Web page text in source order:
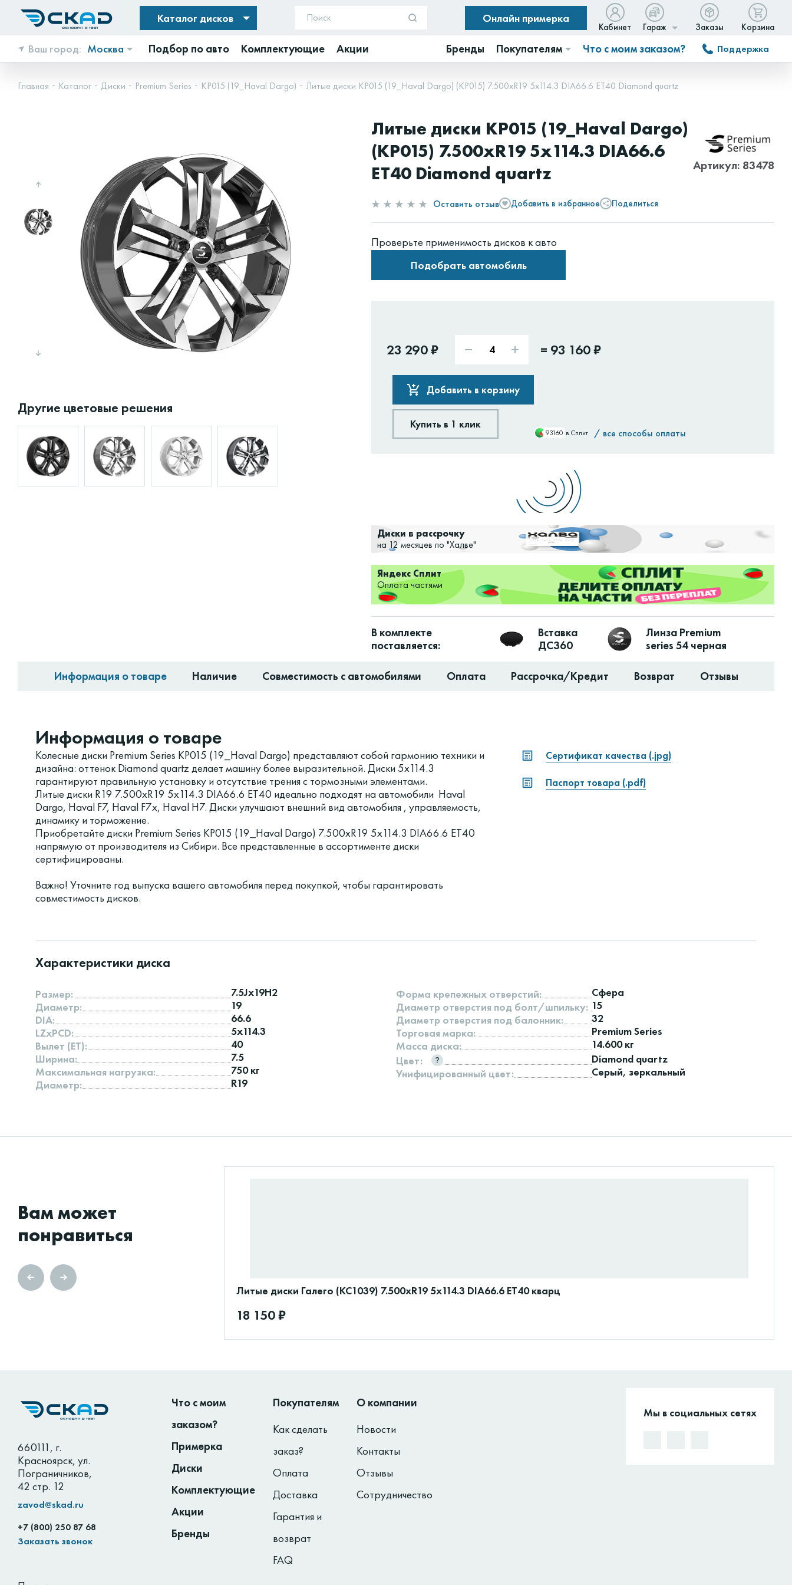
Каталог дисков Онлайн примерка
Кабинет Гараж Заказы Корзина
Ваш город: Москва Подбор по авто Комплектующие Акции Бренды Покупателям Что с моим заказом? Поддержка
Главная Каталог Диски Premium Series КР015 (19_Haval Dargo) Литые диски КР015 (19_Haval Dargo) (КР015) 7.500xR19 5x114.3 DIA66.6 ET40 Diamond quartz
Другие цветовые решения
Литые диски КР015 (19_Haval Dargo)
(КР015) 7.500xR19 5x114.3 DIA66.6
ET40 Diamond quartz
Артикул: 83478
Оставить отзыв Добавить в избранное Поделиться
Проверьте применимость дисков к авто
Подобрать автомобиль
23 290 ₽ = 93 160 ₽
Добавить в корзину
Купить в 1 клик
93160 в Сплит / все способы оплаты
Диски в рассрочку
на 12 месяцев по "Халве"
Яндекс Сплит
Оплата частями
В комплекте
поставляется:
Вставка
ДС360
Линза Premium
series 54 черная
Информация о товаре Наличие Совместимость с автомобилями Оплата Рассрочка/Кредит Возврат Отзывы
Информация о товаре
Колесные диски Premium Series КР015 (19_Haval Dargo) представляют собой гармонию техники и
дизайна: оттенок Diamond quartz делает машину более выразительной. Диски 5x114.3
гарантируют правильную установку и отсутствие трения с тормозными элементами.
Литые диски R19 7.500xR19 5x114.3 DIA66.6 ET40 идеально подходят на автомобили Haval
Dargo, Haval F7, Haval F7x, Haval H7. Диски улучшают внешний вид автомобиля , управляемость,
динамику и торможение.
Приобретайте диски Premium Series КР015 (19_Haval Dargo) 7.500xR19 5x114.3 DIA66.6 ET40
напрямую от производителя из Сибири. Все представленные в ассортименте диски
сертифицированы.
Важно! Уточните год выпуска вашего автомобиля перед покупкой, чтобы гарантировать
совместимость дисков.
Сертификат качества (.jpg)
Паспорт товара (.pdf)
Характеристики диска
Размер:
7.5Jx19H2
Диаметр:
19
DIA:
66.6
LZxPCD:
5x114.3
Вылет (ET):
40
Ширина:
7.5
Максимальная нагрузка:
750 кг
Диаметр:
R19
Форма крепежных отверстий:
Сфера
Диаметр отверстия под болт/шпильку: 15
Диаметр отверстия под балонник:
32
Торговая марка:
Premium Series
Масса диска:
14.600 кг
Цвет:
Diamond quartz
Унифицированный цвет:
Серый, зеркальный
Вам может
понравиться
Литые диски Галего (КС1039) 7.500xR19 5x114.3 DIA66.6 ET40 кварц
18 150 ₽
660111, г.
Красноярск, ул.
Пограничников,
42 стр. 12
zavod@skad.ru
+7 (800) 250 87 68
Заказать звонок
Что с моим
заказом?
Примерка
Диски
Комплектующие
Акции
Бренды
Покупателям
Как сделать
заказ?
Оплата
Доставка
Гарантия и
возврат
FAQ
О компании
Новости
Контакты
Отзывы
Сотрудничество
Мы в социальных сетях